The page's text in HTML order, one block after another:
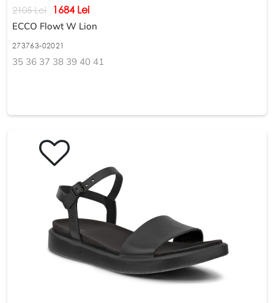
2105 Lei 1684 Lei
ECCO Flowt W Lion
273763-02021
35 36 37 38 39 40 41